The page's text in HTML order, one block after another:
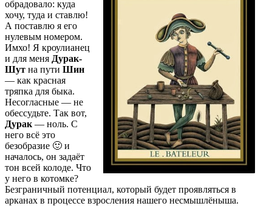
обрадовало: куда
хочу, туда и ставлю!
А поставлю я его
нулевым номером.
Имхо! Я кроулианец
и для меня Дурак-
Шут на пути Шин
— как красная
тряпка для быка.
Несогласные — не
обессудьте. Так вот,
Дурак — ноль. С
него всё это
безобразие 🙂 и
началось, он задаёт
тон всей колоде. Что
у него в котомке?
Безграничный потенциал, который будет проявляться в
арканах в процессе взросления нашего несмышлёныша.